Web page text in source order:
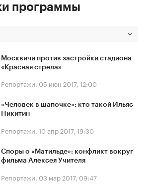
программы
Москвичи против застройки стадиона
«Красная стрела»
Репортажи. 05 июн 2017, 12:00
«Человек в шапочке»: кто такой Ильяс
Никитин
Репортажи. 10 апр 2017, 19:30
Споры о «Матильде»: конфликт вокруг
фильма Алексея Учителя
Репортажи. 03 мар 2017, 09:47